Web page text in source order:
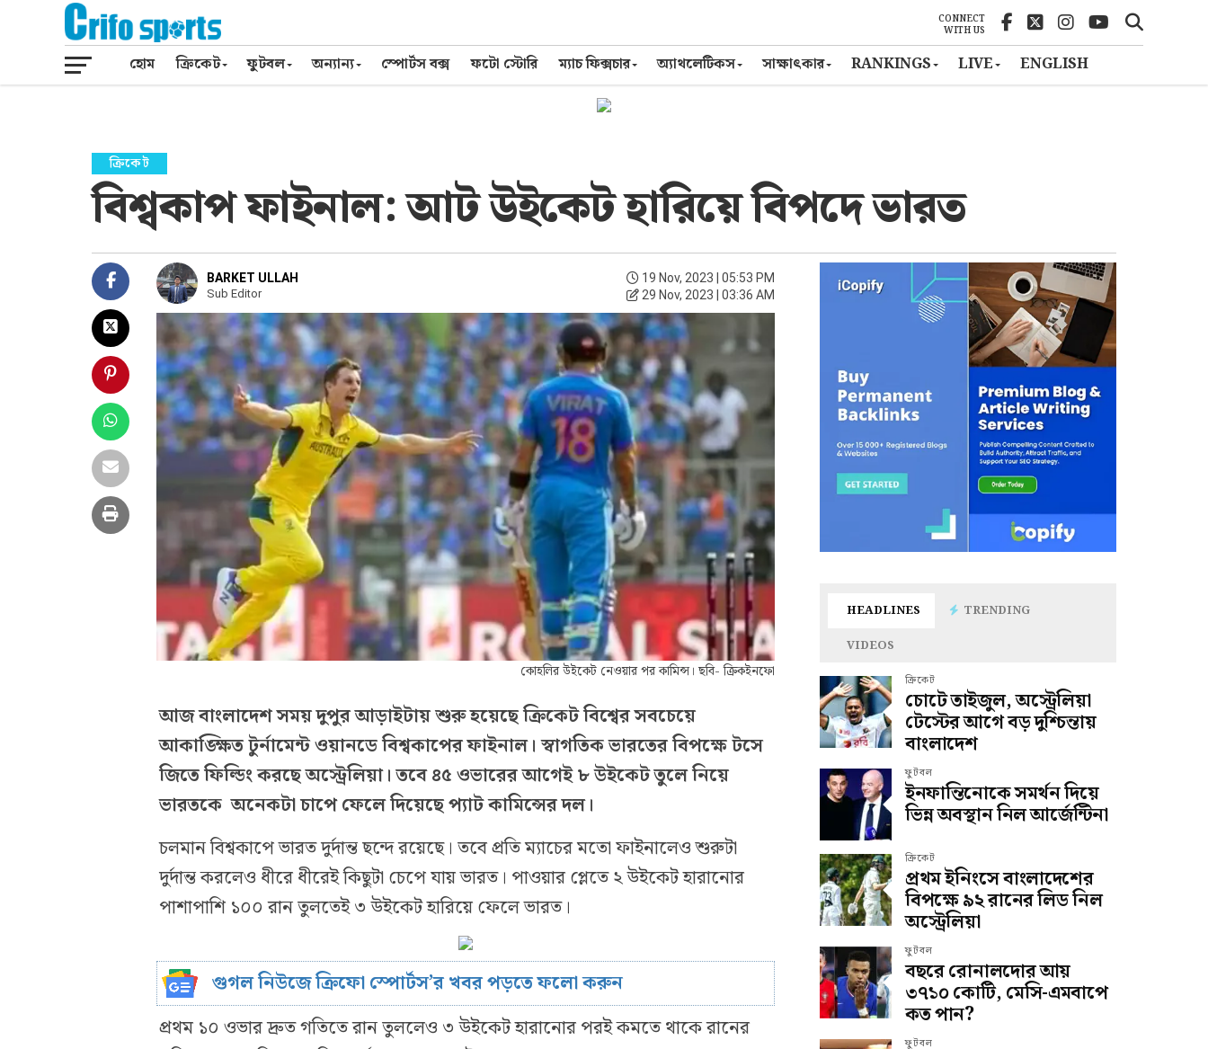
CONNECT
WITH US
হোম ক্রিকেট ফুটবল অন্যান্য স্পোর্টস বক্স ফটো স্টোরি ম্যাচ ফিক্সচার অ্যাথলেটিকস সাক্ষাৎকার RANKINGS LIVE ENGLISH
ক্রিকেট
বিশ্বকাপ ফাইনাল: আট উইকেট হারিয়ে বিপদে ভারত
BARKET ULLAH
Sub Editor
19 Nov, 2023 | 05:53 PM
29 Nov, 2023 | 03:36 AM
কোহলির উইকেট নেওয়ার পর কামিন্স। ছবি- ক্রিকইনফো
আজ বাংলাদেশ সময় দুপুর আড়াইটায় শুরু হয়েছে ক্রিকেট বিশ্বের সবচেয়ে
আকাঙ্ক্ষিত টুর্নামেন্ট ওয়ানডে বিশ্বকাপের ফাইনাল। স্বাগতিক ভারতের বিপক্ষে টসে
জিতে ফিল্ডিং করছে অস্ট্রেলিয়া। তবে ৪৫ ওভারের আগেই ৮ উইকেট তুলে নিয়ে
ভারতকে অনেকটা চাপে ফেলে দিয়েছে প্যাট কামিন্সের দল।
চলমান বিশ্বকাপে ভারত দুর্দান্ত ছন্দে রয়েছে। তবে প্রতি ম্যাচের মতো ফাইনালেও শুরুটা
দুর্দান্ত করলেও ধীরে ধীরেই কিছুটা চেপে যায় ভারত। পাওয়ার প্লেতে ২ উইকেট হারানোর
পাশাপাশি ১০০ রান তুলতেই ৩ উইকেট হারিয়ে ফেলে ভারত।
গুগল নিউজে ক্রিফো স্পোর্টস’র খবর পড়তে ফলো করুন
প্রথম ১০ ওভার দ্রুত গতিতে রান তুললেও ৩ উইকেট হারানোর পরই কমতে থাকে রানের
HEADLINES
TRENDING
VIDEOS
ক্রিকেট
চোটে তাইজুল, অস্ট্রেলিয়া
টেস্টের আগে বড় দুশ্চিন্তায়
বাংলাদেশ
ফুটবল
ইনফান্তিনোকে সমর্থন দিয়ে
ভিন্ন অবস্থান নিল আর্জেন্টিনা
ক্রিকেট
প্রথম ইনিংসে বাংলাদেশের
বিপক্ষে ৯২ রানের লিড নিল
অস্ট্রেলিয়া
ফুটবল
বছরে রোনালদোর আয়
৩৭১০ কোটি, মেসি-এমবাপে
কত পান?
ফুটবল